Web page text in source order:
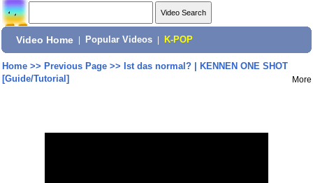
Video Home Popular Videos K-POP
Home>> Previous Page>> Ist das normal? | KENNEN ONE SHOT
[Guide/Tutorial]
More